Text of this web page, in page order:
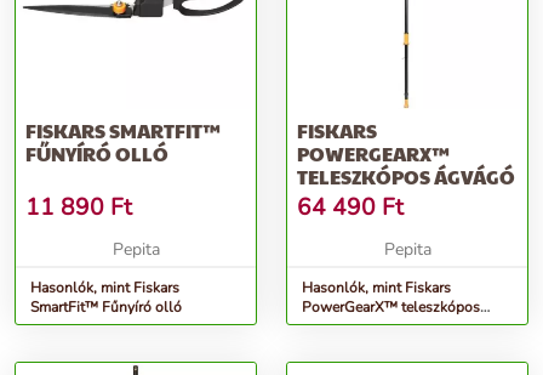
FISKARS SMARTFIT™
FŰNYÍRÓ OLLÓ
11 890 Ft
Pepita
Hasonlók, mint Fiskars
SmartFit™ Fűnyíró olló
FISKARS
POWERGEARX™
TELESZKÓPOS ÁGVÁGÓ
64 490 Ft
Pepita
Hasonlók, mint Fiskars
PowerGearX™ teleszkópos
Ágvágó